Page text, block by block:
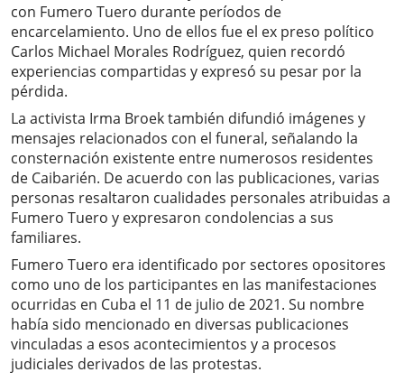
con Fumero Tuero durante períodos de
encarcelamiento. Uno de ellos fue el ex preso político
Carlos Michael Morales Rodríguez, quien recordó
experiencias compartidas y expresó su pesar por la
pérdida.
La activista Irma Broek también difundió imágenes y
mensajes relacionados con el funeral, señalando la
consternación existente entre numerosos residentes
de Caibarién. De acuerdo con las publicaciones, varias
personas resaltaron cualidades personales atribuidas a
Fumero Tuero y expresaron condolencias a sus
familiares.
Fumero Tuero era identificado por sectores opositores
como uno de los participantes en las manifestaciones
ocurridas en Cuba el 11 de julio de 2021. Su nombre
había sido mencionado en diversas publicaciones
vinculadas a esos acontecimientos y a procesos
judiciales derivados de las protestas.